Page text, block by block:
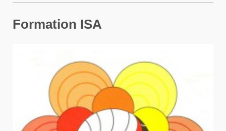
Formation ISA